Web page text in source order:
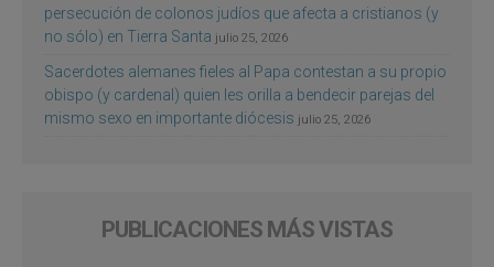
persecución de colonos judíos que afecta a cristianos (y
no sólo) en Tierra Santa julio 25, 2026
Sacerdotes alemanes fieles al Papa contestan a su propio
obispo (y cardenal) quien les orilla a bendecir parejas del
mismo sexo en importante diócesis julio 25, 2026
PUBLICACIONES MÁS VISTAS